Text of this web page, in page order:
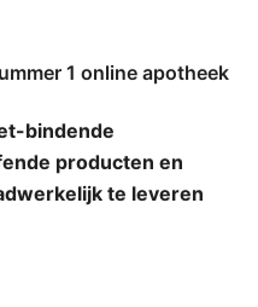
1 online apotheek
bindende
producten en
te leveren